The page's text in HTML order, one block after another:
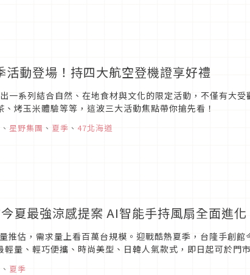
動登場！持四大航空登機證享好禮
一系列結合自然、在地食材與文化的限定活動，不僅有大受
烤玉米體驗等等，這波三大活動焦點帶你搶先看！
、 星野集團 、 夏季 、 47北海道
夏最強涼感提案 AI智能手持風扇全面進化
推估，需求量上看百萬台規模。迎戰酷熱夏季，台隆手創館
量、輕巧便攜、時尚美型、日韓人氣款式，即日起可於門
、 夏季